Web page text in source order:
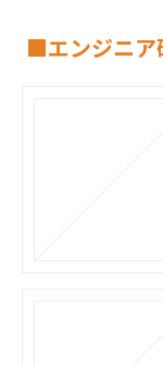
■エンジニア